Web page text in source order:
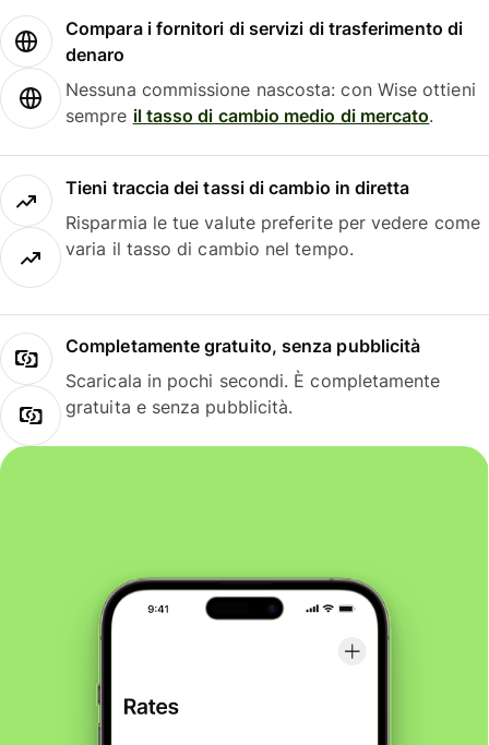
Compara i fornitori di servizi di trasferimento di
denaro
Nessuna commissione nascosta: con Wise ottieni
sempre il tasso di cambio medio di mercato.
Tieni traccia dei tassi di cambio in diretta
Risparmia le tue valute preferite per vedere come
varia il tasso di cambio nel tempo.
Completamente gratuito, senza pubblicità
Scaricala in pochi secondi. È completamente
gratuita e senza pubblicità.